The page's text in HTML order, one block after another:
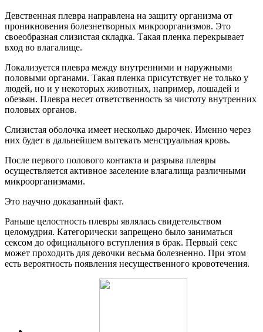
Девственная плевра направлена на защиту организма от
проникновения болезнетворных микроорганизмов. Это
своеобразная слизистая складка. Такая пленка перекрывает
вход во влагалище.
Локализуется плевра между внутренними и наружными
половыми органами. Такая пленка присутствует не только у
людей, но и у некоторых животных, например, лошадей и
обезьян. Плевра несет ответственность за чистоту внутренних
половых органов.
Слизистая оболочка имеет несколько дырочек. Именно через
них будет в дальнейшем вытекать менструальная кровь.
После первого полового контакта и разрыва плевры
осуществляется активное заселение влагалища различными
микроорганизмами.
Это научно доказанный факт.
Раньше целостность плевры являлась свидетельством
целомудрия. Категорически запрещено было заниматься
сексом до официального вступления в брак. Первый секс
может проходить для девочки весьма болезненно. При этом
есть вероятность появления несущественного кровотечения.